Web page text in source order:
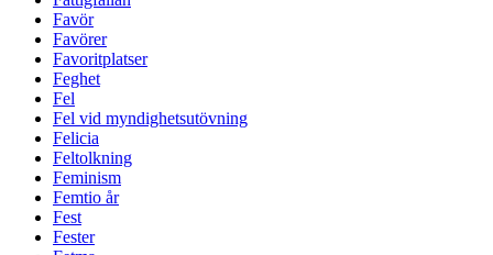
Favör
Favörer
Favoritplatser
Feghet
Fel
Fel vid myndighetsutövning
Felicia
Feltolkning
Feminism
Femtio år
Fest
Fester